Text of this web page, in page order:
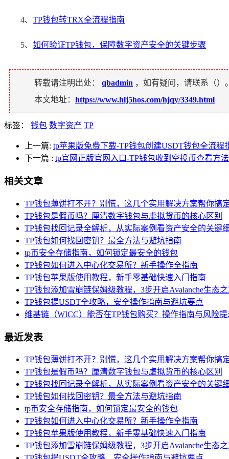
4、 TP钱包转TRX全流程指南
5、 如何验证TP钱包，保障数字资产安全的关键步骤
转载请注明出处： qbadmin ，如有疑问，请联系（）。
本文地址： https://www.hlj5hos.com/hjqy/3349.html
标签： 钱包 数字资产 TP
上一篇: tp苹果版免费下载-TP钱包创建USDT钱包全流程
下一篇 : tp官网正版官网入口-TP钱包收到空投币查看方
相关文章
TP钱包薄饼打不开？别慌，这几个实用解决方案帮你搞
TP钱包是假币吗？厘清数字钱包与虚拟货币的核心区别
TP钱包找回记录全解析，从实际案例看资产安全的关键
TP钱包如何找回密钥？最全方法与避坑指南
tp币安全存储指南，如何锁定最安全的钱包
TP钱包如何进入中心化交易所？新手操作全指南
TP钱包苹果版使用教程，新手零基础快速入门指南
TP钱包添加雪崩链保姆级教程，3步开启Avalanche生态
TP钱包提USDT全攻略，安全操作指南与避坑要点
维基链（WICC）能否在TP钱包购买？操作指南与风险提
最近发表
TP钱包薄饼打不开？别慌，这几个实用解决方案帮你搞
TP钱包是假币吗？厘清数字钱包与虚拟货币的核心区别
TP钱包找回记录全解析，从实际案例看资产安全的关键
TP钱包如何找回密钥？最全方法与避坑指南
tp币安全存储指南，如何锁定最安全的钱包
TP钱包如何进入中心化交易所？新手操作全指南
TP钱包苹果版使用教程，新手零基础快速入门指南
TP钱包添加雪崩链保姆级教程，3步开启Avalanche生态